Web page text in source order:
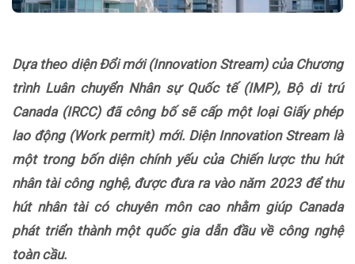
Dựa theo diện Đổi mới (Innovation Stream) của Chương
trình Luân chuyển Nhân sự Quốc tế (IMP), Bộ di trú
Canada (IRCC) đã công bố sẽ cấp một loại Giấy phép
lao động (Work permit) mới. Diện Innovation Stream là
một trong bốn diện chính yếu của Chiến lược thu hút
nhân tài công nghệ, được đưa ra vào năm 2023 để thu
hút nhân tài có chuyên môn cao nhằm giúp Canada
phát triển thành một quốc gia dẫn đầu về công nghệ
toàn cầu.